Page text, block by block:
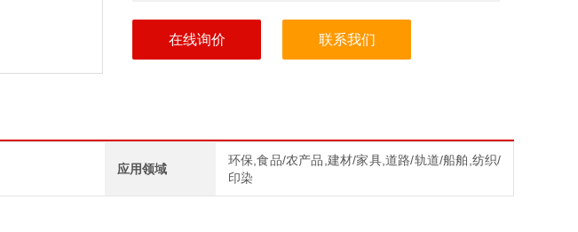
在线询价 联系我们
应用领域
环保,食品/农产品,建材/家具,道路/轨道/船舶,纺织/
印染